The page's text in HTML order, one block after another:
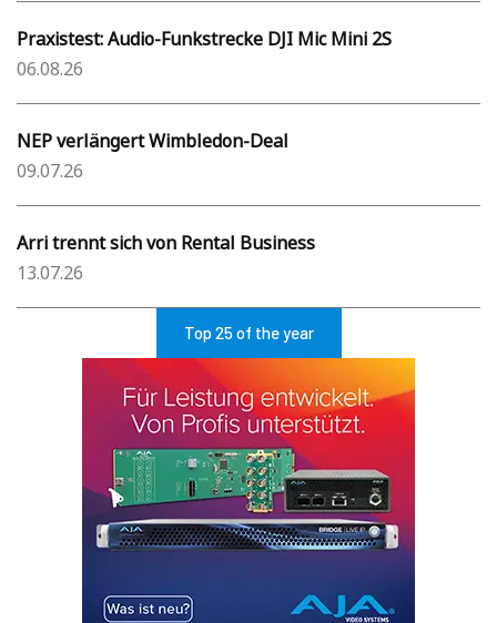
Praxistest: Audio-Funkstrecke DJI Mic Mini 2S
06.08.26
NEP verlängert Wimbledon-Deal
09.07.26
Arri trennt sich von Rental Business
13.07.26
Top 25 of the year